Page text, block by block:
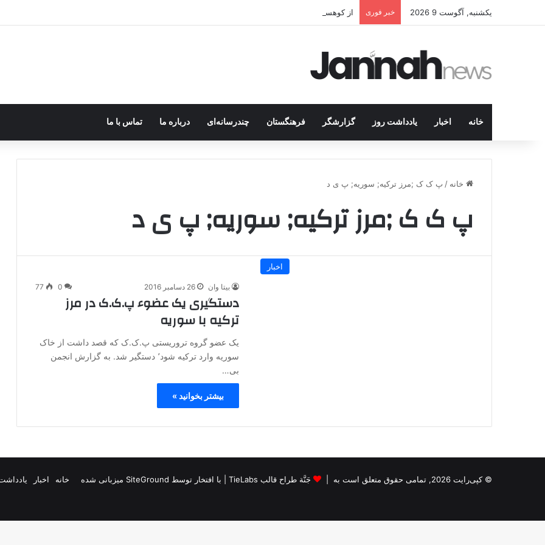
یکشنبه, آگوست 9 2026 خبر فوری از کوهستان تا میز مذاکره؛ پژاک یک‌شبه «دموکرات» شد!
خانه اخبار یادداشت روز گزارشگر فرهنگستان چندرسانه‌ای درباره ما تماس با ما
خانه / پ ک ک ;مرز ترکیه; سوریه; پ ی د
پ ک ک ;مرز ترکیه; سوریه; پ ی د
اخبار
بیتا وان 26 دسامبر 2016 0
77
دستگیری یک عضوء پ.ک.ک در مرز
ترکیه با سوریه
یک عضو گروه تروریستی پ.ک.ک که قصد داشت از خاک
سوریه وارد ترکیه شود٬ دستگیر شد. به گزارش انجمن
بی…
بیشتر بخوانید »
© کپی‌رایت 2026, تمامی حقوق متعلق است به | جَنَّة طراح قالب TieLabs | با افتخار توسط SiteGround میزبانی شده خانه اخبار